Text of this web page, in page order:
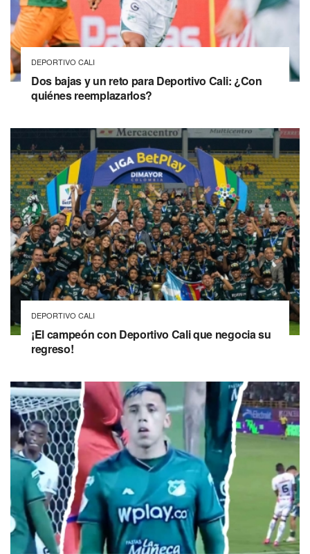
DEPORTIVO CALI
Dos bajas y un reto para Deportivo Cali: ¿Con
quiénes reemplazarlos?
DEPORTIVO CALI
¡El campeón con Deportivo Cali que negocia su
regreso!